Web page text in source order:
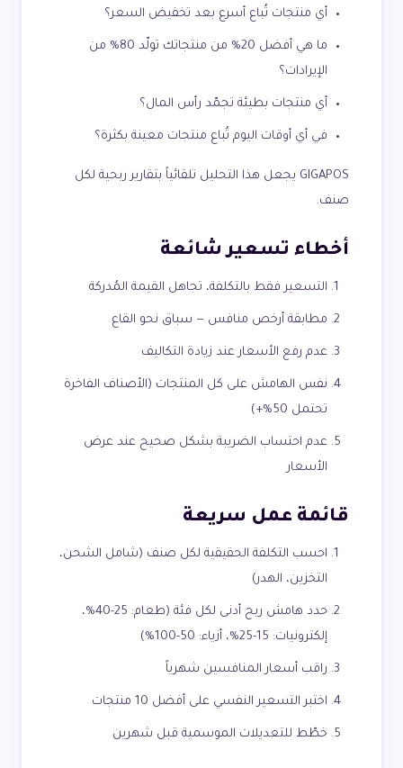
أي منتجات تُباع أسرع بعد تخفيض السعر؟
ما هي أفضل 20% من منتجاتك تولّد 80% من
الإيرادات؟
أي منتجات بطيئة تجمّد رأس المال؟
في أي أوقات اليوم تُباع منتجات معينة بكثرة؟
GIGAPOS يجعل هذا التحليل تلقائياً بتقارير ربحية لكل
صنف.
أخطاء تسعير شائعة
التسعير فقط بالتكلفة، تجاهل القيمة المُدركة
مطابقة أرخص منافس — سباق نحو القاع
عدم رفع الأسعار عند زيادة التكاليف
نفس الهامش على كل المنتجات (الأصناف الفاخرة
تحتمل 50%+)
عدم احتساب الضريبة بشكل صحيح عند عرض
الأسعار
قائمة عمل سريعة
احسب التكلفة الحقيقية لكل صنف (شامل الشحن،
التخزين، الهدر)
حدد هامش ربح أدنى لكل فئة (طعام: 25-40%،
إلكترونيات: 15-25%، أزياء: 50-100%)
راقب أسعار المنافسين شهرياً
اختبر التسعير النفسي على أفضل 10 منتجات
خطّط للتعديلات الموسمية قبل شهرين